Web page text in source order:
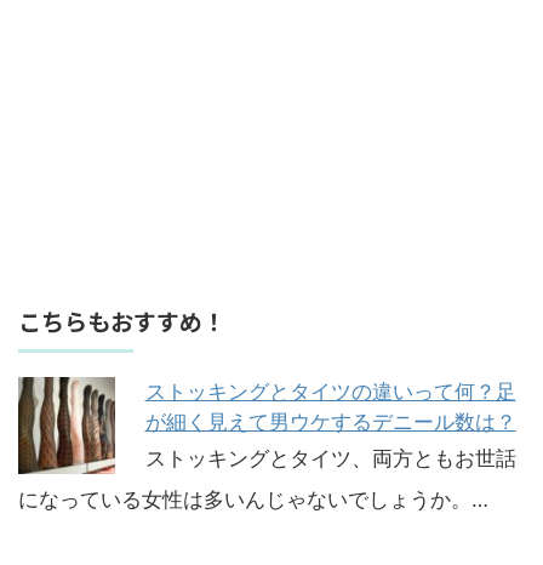
こちらもおすすめ！
ストッキングとタイツの違いって何？足
が細く見えて男ウケするデニール数は？
ストッキングとタイツ、両方ともお世話
になっている女性は多いんじゃないでしょうか。…